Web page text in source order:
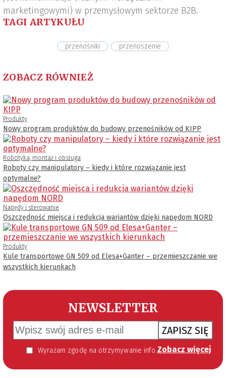
marketingowymi) w przemysłowym sektorze B2B.
TAGI ARTYKUŁU
przenośniki przenoszenie
ZOBACZ RÓWNIEŻ
Produkty
Nowy program produktów do budowy przenośników od KIPP
Robotyka, montaż i obsługa
Roboty czy manipulatory – kiedy i które rozwiązanie jest
optymalne?
Napędy i sterowanie
Oszczędność miejsca i redukcja wariantów dzięki napędom NORD
Produkty
Kule transportowe GN 509 od Elesa+Ganter – przemieszczanie we
wszystkich kierunkach
NEWSLETTER
ZAPISZ SIĘ
Wyrażam zgodę na otrzymywanie informacji handlowej kierowanej do mnie za pomocą środków komunikacji elektronicznej w szczególności poczty elektronicznej zgodnie z przepisem art. 10 ust 2 ustawy z dnia 18 lipca 2002 roku o świadczeniu usług drogą elektroniczną (Dz. U. 144 z 2002 r. poz. 1204). Zgoda jest dobrowolna, jednak jej wyrażenie jest konieczne, aby otrzymywać newsletter. Zobacz więcej